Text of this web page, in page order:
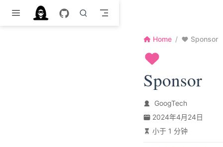
跳至主要內容
Home Sponsor
Sponsor
GoogTech
2024年4月24日
小于 1 分钟